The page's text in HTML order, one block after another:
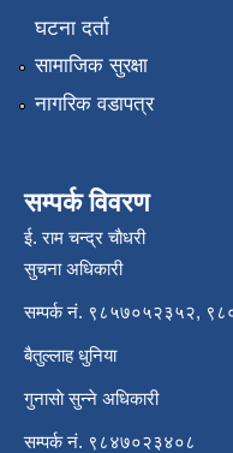
घटना दर्ता
सामाजिक सुरक्षा
नागरिक वडापत्र
सम्पर्क विवरण
ई. राम चन्द्र चाैधरी
सुचना अधिकारी
सम्पर्क नं. ९८५७०५२३५२,
बैतुल्लाह धुनिया
गुनासाे सुन्ने अधिकारी
सम्पर्क नं. ९८४७०२३४०८